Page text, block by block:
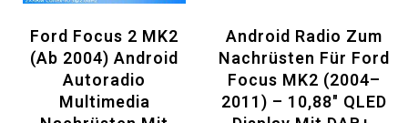
Ford Focus MK2 (2004–2010)
Individuelle Beratung:
Kontaktieren Sie uns für eine individuelle Beratung – wir helfen Ihnen
gerne weiter!
Ford Focus 2 MK2
(ab 2004) Android
Autoradio
Multimedia
Android Radio Zum
Nachrüsten Für Ford
Focus MK2 (2004–
2011) – 10,88" QLED